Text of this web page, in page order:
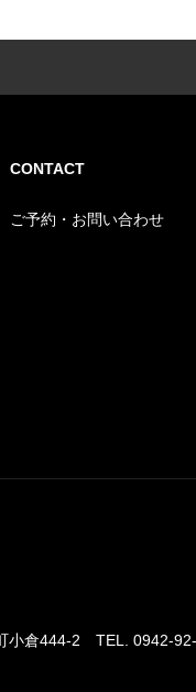
CONTACT
ご予約・お問い合わせ
小倉444-2 TEL. 0942-